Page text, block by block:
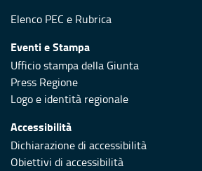
Elenco PEC e Rubrica
Eventi e Stampa
Ufficio stampa della Giunta
Press Regione
Logo e identità regionale
Accessibilità
Dichiarazione di accessibilità
Obiettivi di accessibilità